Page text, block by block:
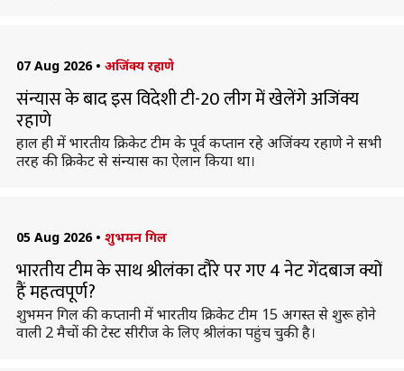
07 Aug 2026 • अजिंक्य रहाणे
संन्यास के बाद इस विदेशी टी-20 लीग में खेलेंगे अजिंक्य
रहाणे
हाल ही में भारतीय क्रिकेट टीम के पूर्व कप्तान रहे अजिंक्य रहाणे ने सभी
तरह की क्रिकेट से संन्यास का ऐलान किया था।
05 Aug 2026 • शुभमन गिल
भारतीय टीम के साथ श्रीलंका दौरे पर गए 4 नेट गेंदबाज क्यों
हैं महत्वपूर्ण?
शुभमन गिल की कप्तानी में भारतीय क्रिकेट टीम 15 अगस्त से शुरू होने
वाली 2 मैचों की टेस्ट सीरीज के लिए श्रीलंका पहुंच चुकी है।